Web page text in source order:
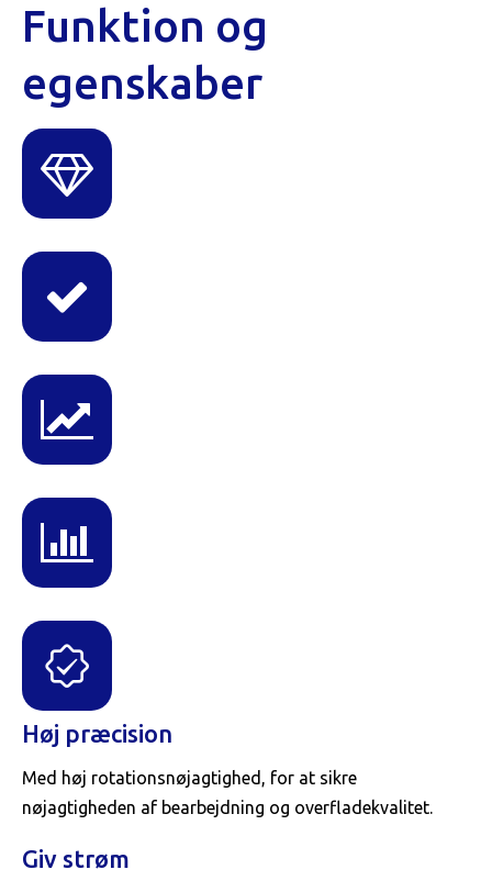
Funktion og
egenskaber
Høj præcision
Med høj rotationsnøjagtighed, for at sikre
nøjagtigheden af ​​bearbejdning og overfladekvalitet.
Giv strøm